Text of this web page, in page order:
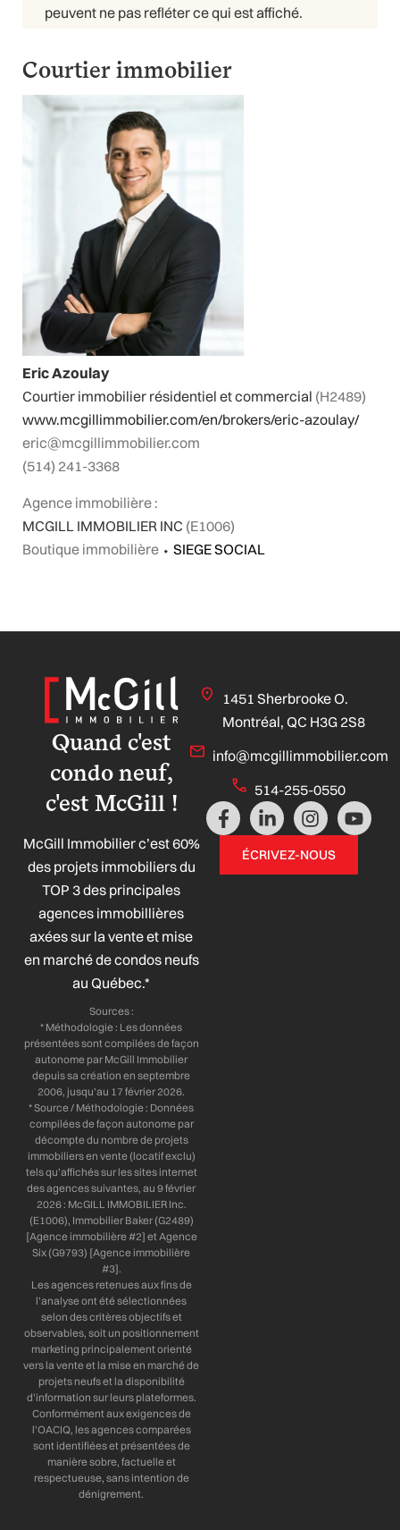
peuvent ne pas refléter ce qui est affiché.
Courtier immobilier
Eric Azoulay
Courtier immobilier résidentiel et commercial (H2489)
www.mcgillimmobilier.com/en/brokers/eric-azoulay/
eric@mcgillimmobilier.com
(514) 241-3368
Agence immobilière :
MCGILL IMMOBILIER INC (E1006)
Boutique immobilière ⬩ SIEGE SOCIAL
Quand c'est
condo neuf,
c'est McGill !
McGill Immobilier c’est 60%
des projets immobiliers du
TOP 3 des principales
agences immobillières
axées sur la vente et mise
en marché de condos neufs
au Québec.*
Sources :
* Méthodologie : Les données
présentées sont compilées de façon
autonome par McGill Immobilier
depuis sa création en septembre
2006, jusqu’au 17 février 2026.
* Source / Méthodologie : Données
compilées de façon autonome par
décompte du nombre de projets
immobiliers en vente (locatif exclu)
tels qu’affichés sur les sites internet
des agences suivantes, au 9 février
2026 : McGILL IMMOBILIER Inc.
(E1006), Immobilier Baker (G2489)
[Agence immobilière #2] et Agence
Six (G9793) [Agence immobilière
#3].
Les agences retenues aux fins de
l’analyse ont été sélectionnées
selon des critères objectifs et
observables, soit un positionnement
marketing principalement orienté
vers la vente et la mise en marché de
projets neufs et la disponibilité
d’information sur leurs plateformes.
Conformément aux exigences de
l’OACIQ, les agences comparées
sont identifiées et présentées de
manière sobre, factuelle et
respectueuse, sans intention de
dénigrement.
1451 Sherbrooke O.
Montréal, QC H3G 2S8
info@mcgillimmobilier.com
514-255-0550
F
a
L
i
n
k
I
n
s
t
Y
o
ÉCRIVEZ-NOUS